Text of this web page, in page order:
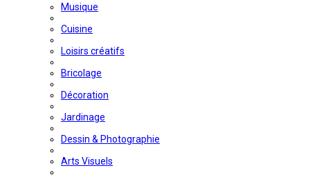
Musique
Cuisine
Loisirs créatifs
Bricolage
Décoration
Jardinage
Dessin & Photographie
Arts Visuels